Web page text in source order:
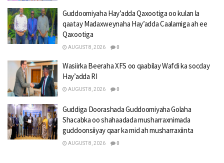
Guddoomiyaha Hay’adda Qaxootiga oo kulan la
qaatay Madaxweynaha Hay’adda Caalamiga ah ee
Qaxootiga
AUGUST 8, 2026 0
Wasiirka Beeraha XFS oo qaabilay Wafdi ka socday
Hay’adda RI
AUGUST 8, 2026 0
Guddiga Doorashada Guddoomiyaha Golaha
Shacabka oo shahaadada musharraxnimada
guddoonsiiyay qaar ka mid ah musharraxiinta
AUGUST 8, 2026 0